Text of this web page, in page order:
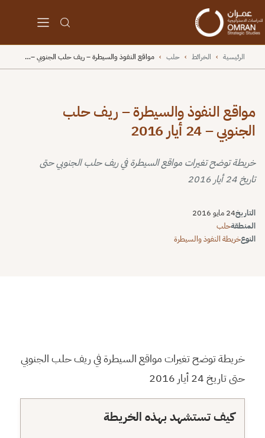
الرئيسية › الخرائط › حلب › مواقع النفوذ والسيطرة – ريف حلب الجنوبي –…
مواقع النفوذ والسيطرة – ريف حلب
الجنوبي – 24 أيار 2016
خريطة توضح تغيرات مواقع السيطرة في ريف حلب الجنوبي حتى
تاريخ 24 أيار 2016
التاريخ24 مايو 2016
المنطقةحلب
النوعخريطة النفوذ والسيطرة
خريطة توضح تغيرات مواقع السيطرة في ريف حلب الجنوبي
حتى تاريخ 24 أيار 2016
كيف تستشهد بهذه الخريطة